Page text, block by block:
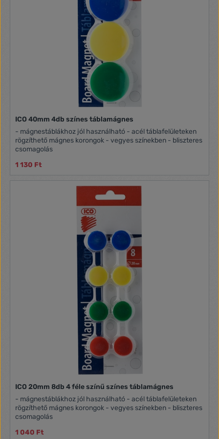
ICO 40mm 4db színes táblamágnes
- mágnestáblákhoz jól használható - acél táblafelületeken
rögzíthető mágnes korongok - vegyes színekben - bliszteres
csomagolás
1 130 Ft
ICO 20mm 8db 4 féle színű színes táblamágnes
- mágnestáblákhoz jól használható - acél táblafelületeken
rögzíthető mágnes korongok - vegyes színekben - bliszteres
csomagolás
1 040 Ft